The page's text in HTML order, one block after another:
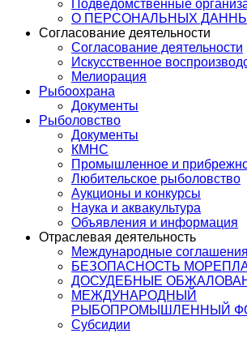
Подведомственные
О ПЕРСОНАЛЬНЫХ
Согласование деятельности
Согласование деятельности
Искусственное
Мелиорация
Рыбоохрана
Документы
Рыболовство
Документы
КМНС
Промышленное и
Любительское рыболовство
Аукционы и конкурсы
Наука и аквакультура
Объявления и информация
Отраслевая деятельность
Международные соглашения
БЕЗОПАСНОСТЬ
ДОСУДЕБНЫЕ
МЕЖДУНАРОДНЫЙ
РЫБОПРОМЫШЛЕННЫЙ
Субсидии